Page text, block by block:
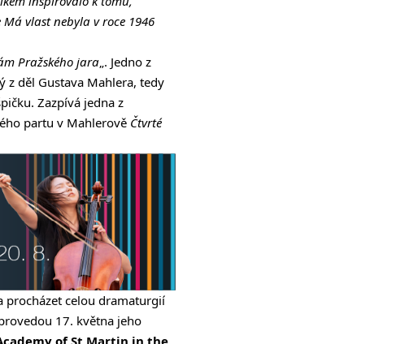
vlast nebyla v roce 1946
Pražského jara „. Jedno z
z děl Gustava Mahlera, tedy
Zazpívá jedna z
partu v Mahlerově Čtvrté
procházet celou dramaturgií
17. května jeho
of St Martin in the